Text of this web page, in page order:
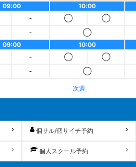
09:00
10:00
- ◯
◯
-
◯
09:00
10:00
- ◯
◯
- ◯
次週
個サル/個サイチ予約
個人スクール予約